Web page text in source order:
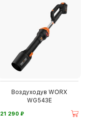
Воздуходув WORX
WG543E
21 290 ⃏